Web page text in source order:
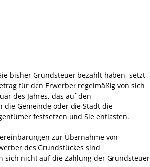
bisher Grundsteuer bezahlt haben, setzt
für den Erwerber regelmäßig von sich
des Jahres, das auf den
die Gemeinde oder die Stadt die
festsetzen und Sie entlasten.
zur Übernahme von
des Grundstückes sind
sich nicht auf die Zahlung der Grundsteuer